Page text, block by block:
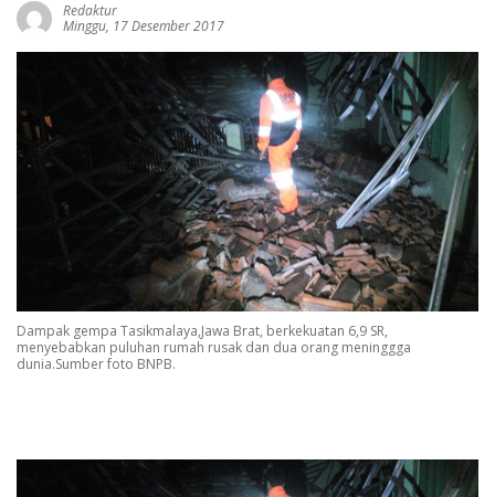
Redaktur
Minggu, 17 Desember 2017
Dampak gempa Tasikmalaya,Jawa Brat, berkekuatan 6,9 SR,
menyebabkan puluhan rumah rusak dan dua orang meninggga
dunia.Sumber foto BNPB.